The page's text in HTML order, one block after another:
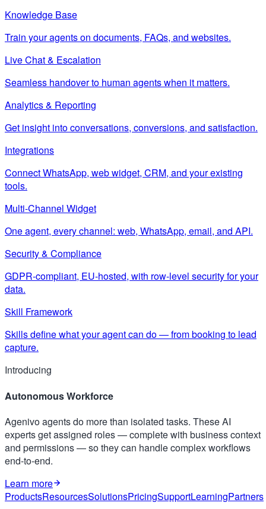
Knowledge Base
Train your agents on documents, FAQs, and websites.
Live Chat & Escalation
Seamless handover to human agents when it matters.
Analytics & Reporting
Get insight into conversations, conversions, and satisfaction.
Integrations
Connect WhatsApp, web widget, CRM, and your existing
tools.
Multi-Channel Widget
One agent, every channel: web, WhatsApp, email, and API.
Security & Compliance
GDPR-compliant, EU-hosted, with row-level security for your
data.
Skill Framework
Skills define what your agent can do — from booking to lead
capture.
Introducing
Autonomous Workforce
Agenivo agents do more than isolated tasks. These AI
experts get assigned roles — complete with business context
and permissions — so they can handle complex workflows
end-to-end.
Learn more
ProductsResourcesSolutionsPricingSupportLearningPartners